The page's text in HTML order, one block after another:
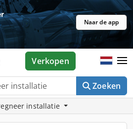
Naar de app
Zoeken
Verkopen
installatie